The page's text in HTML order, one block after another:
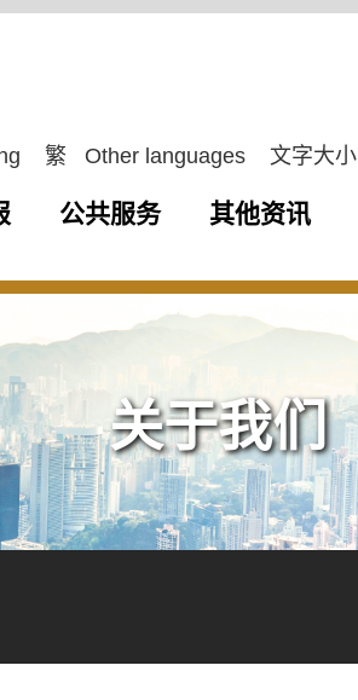
繁 Other languages 文字大小
公共服务 其他资讯
关于我们